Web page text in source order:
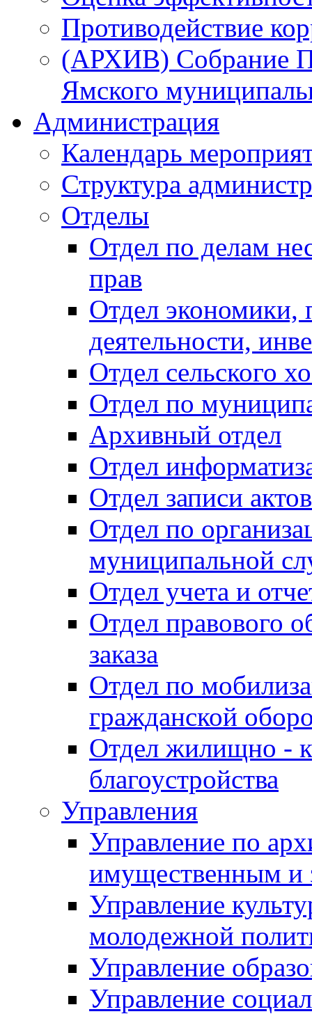
Противодействие
(АРХИВ) Собрание
Ямского
Администрация
Календарь
Структура
Отделы
Отдел по делам
прав
Отдел экономики,
деятельности,
Отдел сельского
Отдел по
Архивный отдел
Отдел
Отдел записи
Отдел по
муниципальной
Отдел учета и
Отдел правового
заказа
Отдел по
гражданской
Отдел жилищно -
благоустройства
Управления
Управление по
имущественным и
Управление
молодежной
Управление
Управление